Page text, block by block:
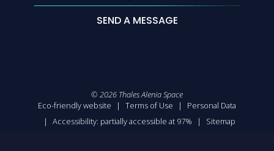
SEND A MESSAGE
© 2026 Thales Alenia Space
Eco-friendly website
Terms of Use
Personal Data
Accessibility: partially accessible at 97%
Sitemap